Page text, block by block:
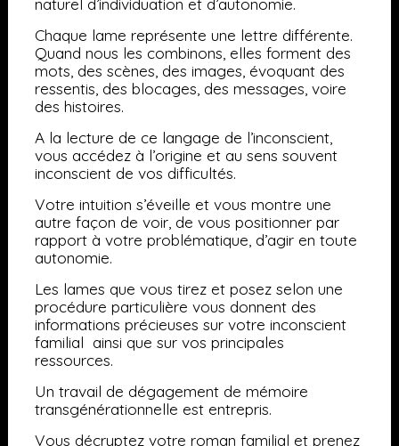
naturel d’individuation et d’autonomie.
Chaque lame représente une lettre différente.
Quand nous les combinons, elles forment des
mots, des scènes, des images, évoquant des
ressentis, des blocages, des messages, voire
des histoires.
A la lecture de ce langage de l’inconscient,
vous accédez à l’origine et au sens souvent
inconscient de vos difficultés.
Votre intuition s’éveille et vous montre une
autre façon de voir, de vous positionner par
rapport à votre problématique, d’agir en toute
autonomie.
Les lames que vous tirez et posez selon une
procédure particulière vous donnent des
informations précieuses sur votre inconscient
familial ainsi que sur vos principales
ressources.
Un travail de dégagement de mémoire
transgénérationnelle est entrepris.
Vous décryptez votre roman familial et prenez